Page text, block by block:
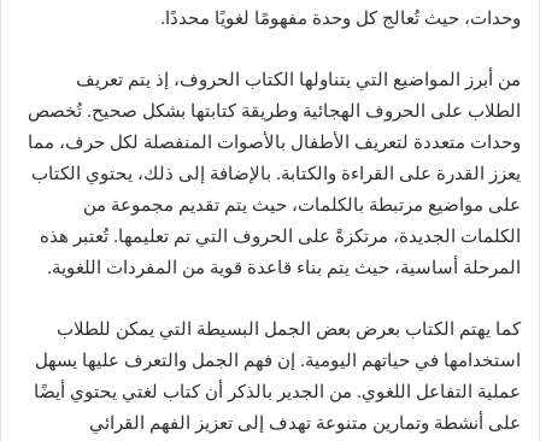
وحدات، حيث تُعالج كل وحدة مفهومًا لغويًا محددًا.
من أبرز المواضيع التي يتناولها الكتاب الحروف، إذ يتم تعريف
الطلاب على الحروف الهجائية وطريقة كتابتها بشكل صحيح. تُخصص
وحدات متعددة لتعريف الأطفال بالأصوات المنفصلة لكل حرف، مما
يعزز القدرة على القراءة والكتابة. بالإضافة إلى ذلك، يحتوي الكتاب
على مواضيع مرتبطة بالكلمات، حيث يتم تقديم مجموعة من
الكلمات الجديدة، مرتكزةً على الحروف التي تم تعليمها. تُعتبر هذه
المرحلة أساسية، حيث يتم بناء قاعدة قوية من المفردات اللغوية.
كما يهتم الكتاب بعرض بعض الجمل البسيطة التي يمكن للطلاب
استخدامها في حياتهم اليومية. إن فهم الجمل والتعرف عليها يسهل
عملية التفاعل اللغوي. من الجدير بالذكر أن كتاب لغتي يحتوي أيضًا
على أنشطة وتمارين متنوعة تهدف إلى تعزيز الفهم القرائي